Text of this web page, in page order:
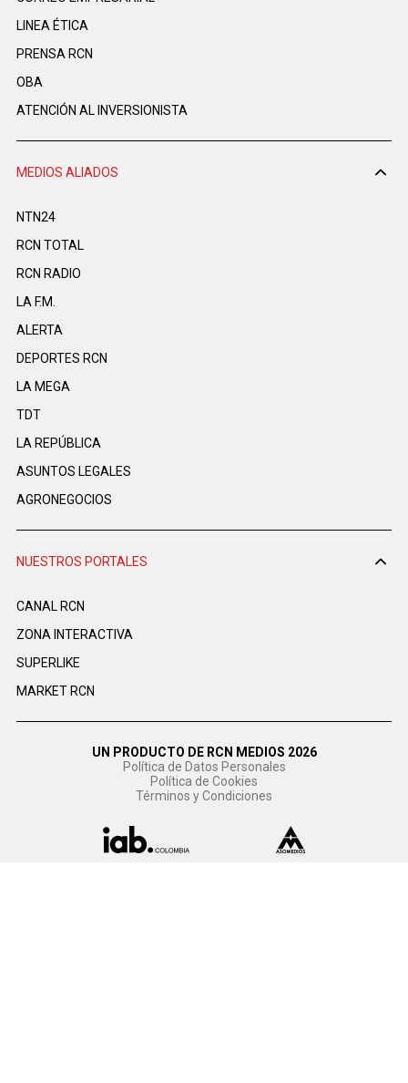
LINEA ÉTICA
PRENSA RCN
OBA
ATENCIÓN AL INVERSIONISTA
MEDIOS ALIADOS
NTN24
RCN TOTAL
RCN RADIO
LA F.M.
ALERTA
DEPORTES RCN
LA MEGA
TDT
LA REPÚBLICA
ASUNTOS LEGALES
AGRONEGOCIOS
NUESTROS PORTALES
CANAL RCN
ZONA INTERACTIVA
SUPERLIKE
MARKET RCN
UN PRODUCTO DE RCN MEDIOS 2026
Política de Datos Personales
Política de Cookies
Términos y Condiciones